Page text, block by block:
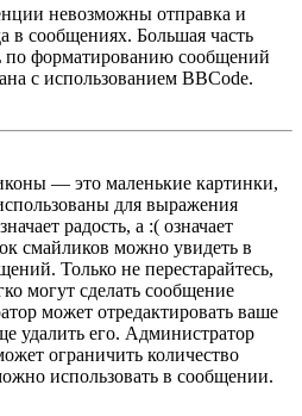
невозможны отправка и
в сообщениях. Большая часть
форматированию сообщений
с использованием BBCode.
— это маленькие картинки,
для выражения
радость, а :( означает
смайликов можно увидеть в
Только не перестарайтесь,
могут сделать сообщение
может отредактировать ваше
удалить его. Администратор
ограничить количество
использовать в сообщении.